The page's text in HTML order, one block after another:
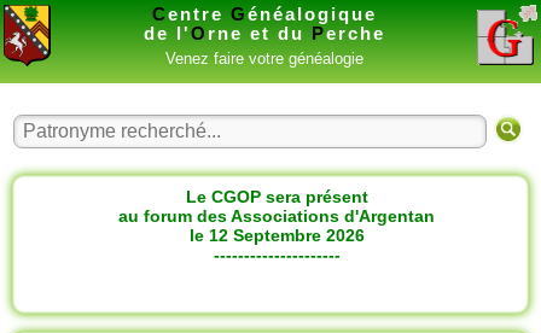
Centre Généalogique
de l'O rne et du Perche
Venez faire votre généalogie
Le CGOP sera présent
au forum des Associations d'Argentan
le 12 Septembre 2026
---------------------